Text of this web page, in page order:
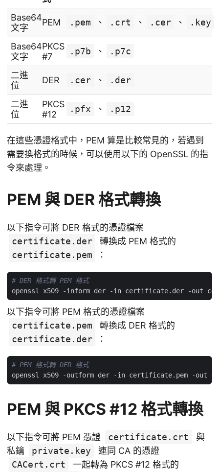
Base64
文字
PEM .pem 、 .crt 、 .cer 、 .key
Base64
文字
PKCS
#7
.p7b 、 .p7c
二進
位
DER .cer 、 .der
二進
位
PKCS
#12
.pfx 、 .p12
在這些憑證格式中，PEM 算是比較常見的，若遇到
需要換格式的時候，可以使用以下的 OpenSSL 的指
令來處理。
PEM 與 DER 格式轉換
以下指令可將 DER 格式的憑證檔案
certificate.der
轉換成 PEM 格式的
certificate.pem
：
# DER 格式轉 PEM 格式
以下指令可將 PEM 格式的憑證檔案
certificate.pem
轉換成 DER 格式的
certificate.der
：
# PEM 格式轉 DER 格式
PEM 與 PKCS #12 格式轉換
以下指令可將 PEM 憑證 certificate.crt
與
私鑰
private.key
連同 CA 的憑證
CACert.crt
一起轉為 PKCS #12 格式的